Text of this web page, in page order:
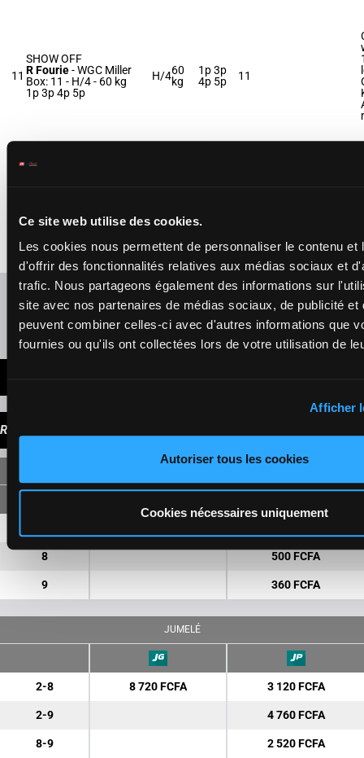
Ce site web utilise des cookies.
Les cookies nous permettent de personnaliser le contenu et
d'offrir des fonctionnalités relatives aux médias sociaux et
trafic. Nous partageons également des informations sur
site avec nos partenaires de médias sociaux, de publicité et
peuvent combiner celles-ci avec d'autres informations que
fournies ou qu'ils ont collectées lors de votre utilisation de
Afficher
Autoriser tous les cookies
Cookies nécessaires uniquement
11
SHOW OFF
R Fourie-WGC Miller
Box: 11 - H/4 - 60 kg
1p 3p 4p 5p
H/460
kg
1p 3p
4p 5p
11
Box: 12 -H/7 -57 kg
5p 3p 6p 4p (24) 6p 1p
1p
Rafraîchir les cotes
Présence de chevaux favoris
RAPPORTS POUR 200 FCFA
8 500 FCFA
9 360 FCFA
JUMELÉ
2-8 8 720 FCFA 3 120 FCFA
2-9 4 760 FCFA
8-9 2 520 FCFA